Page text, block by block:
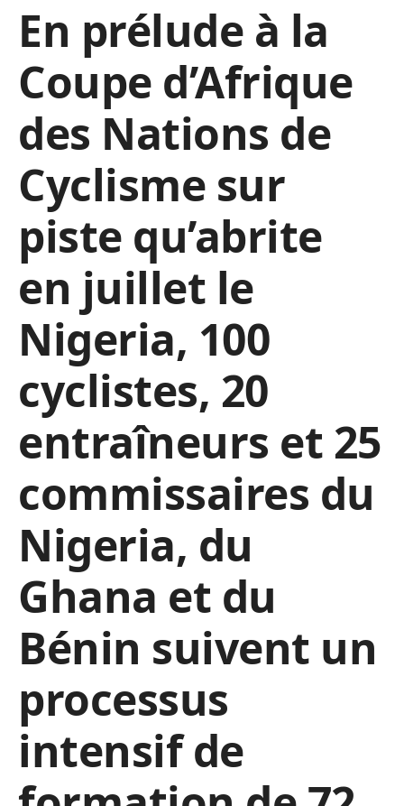
En prélude à la
Coupe d’Afrique
des Nations de
Cyclisme sur
piste qu’abrite
en juillet le
Nigeria, 100
cyclistes, 20
entraîneurs et 25
commissaires du
Nigeria, du
Ghana et du
Bénin suivent un
processus
intensif de